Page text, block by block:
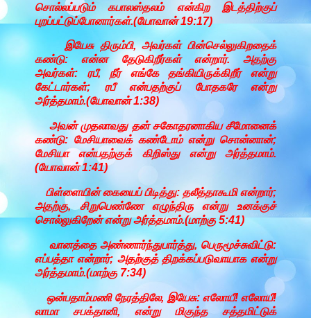
சொல்லப்படும் கபாலஸ்தலம் என்கிற இடத்திற்குப்
புறப்பட்டுப்போனார்கள்.(யோவான் 19:17)
இயேசு திரும்பி, அவர்கள் பின்செல்லுகிறதைக்
கண்டு: என்ன தேடுகிறீர்கள் என்றார். அதற்கு
அவர்கள்: ரபீ, நீர் எங்கே தங்கியிருக்கிறீர் என்று
கேட்டார்கள்; ரபீ என்பதற்குப் போதகரே என்று
அர்த்தமாம்.(யோவான் 1:38)
அவன் முதலாவது தன் சகோதரனாகிய சீமோனைக்
கண்டு: மேசியாவைக் கண்டோம் என்று சொன்னான்;
மேசியா என்பதற்குக் கிறிஸ்து என்று அர்த்தமாம்.
(யோவான் 1:41)
பிள்ளையின் கையைப் பிடித்து: தலீத்தாகூமி என்றார்;
அதற்கு, சிறுபெண்ணே எழுந்திரு என்று உனக்குச்
சொல்லுகிறேன் என்று அர்த்தமாம்.(மாற்கு 5:41)
வானத்தை அண்ணார்ந்துபார்த்து, பெருமூச்சுவிட்டு:
எப்பத்தா என்றார்; அதற்குத் திறக்கப்படுவாயாக என்று
அர்த்தமாம்.(மாற்கு 7:34)
ஒன்பதாம்மணி நேரத்திலே, இயேசு: எலோயீ! எலோயீ!
லாமா சபக்தானி, என்று மிகுந்த சத்தமிட்டுக்